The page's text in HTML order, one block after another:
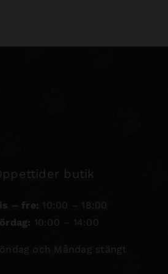
butik
– fre: 10:00 – 18:00
10:00 – 14:00
och Måndag stängt